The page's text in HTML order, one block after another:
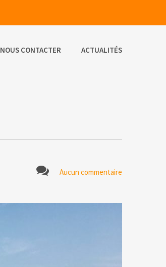
NOUS CONTACTER ACTUALITÉS
Aucun commentaire